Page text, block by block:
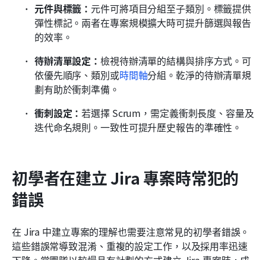
元件與標籤： 元件可將項目分組至子類別。標籤提供
彈性標記。兩者在專案規模擴大時可提升篩選與報告
的效率。
待辦清單設定：檢視待辦清單的結構與排序方式。可
依優先順序、類別或時間軸分組。乾淨的待辦清單規
劃有助於衝刺準備。
衝刺設定：若選擇 Scrum，需定義衝刺長度、容量及
迭代命名規則。一致性可提升歷史報告的準確性。
初學者在建立 Jira 專案時常犯的
錯誤
在 Jira 中建立專案的理解也需要注意常見的初學者錯誤。
這些錯誤常導致混淆、重複的設定工作，以及採用率迅速